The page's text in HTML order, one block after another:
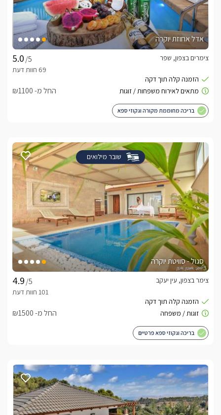
אדל אחוזת יוקרה
/5
צימרים בצפון, שפר
החל מ- ₪1100
בריכה מחוממת מקורה וגקוזי ספא
שובר מילואים
סגול - סוויטת יוקרה
/5
צימר בצפון, עין יעקב
החל מ- ₪1500
בריכה וגקוזי ספא פרטיים